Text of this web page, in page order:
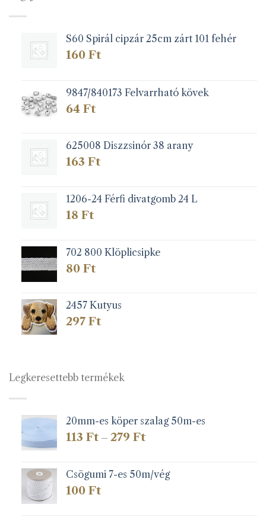
S60 Spirál cipzár 25cm zárt 101 fehér
160 Ft
9847/840173 Felvarrható kövek
64 Ft
625008 Diszzsinór 38 arany
163 Ft
1206-24 Férfi divatgomb 24 L
18 Ft
702 800 Klöplicsipke
80 Ft
2457 Kutyus
297 Ft
Legkeresettebb termékek
20mm-es köper szalag 50m-es
113 Ft – 279 FtÁrtartomány:
279 Ft
Csögumi 7-es 50m/vég
100 Ft